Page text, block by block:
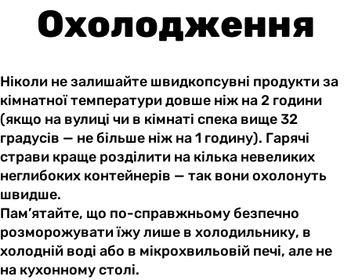
Охолодження
Ніколи не залишайте швидкопсувні продукти за
кімнатної температури довше ніж на 2 години
(якщо на вулиці чи в кімнаті спека вище 32
градусів — не більше ніж на 1 годину). Гарячі
страви краще розділити на кілька невеликих
неглибоких контейнерів — так вони охолонуть
швидше.
Пам’ятайте, що по-справжньому безпечно
розморожувати їжу лише в холодильнику, в
холодній воді або в мікрохвильовій печі, але не
на кухонному столі.